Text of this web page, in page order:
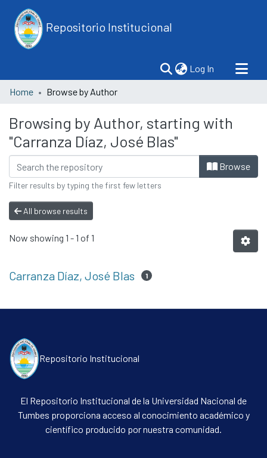
Repositorio Institucional
Log In (current)
Home Browse by Author
Browsing by Author, starting with
"Carranza Díaz, José Blas"
Browse
Filter results by typing the first few letters
All browse results
Now showing 1 - 1 of 1
Carranza Díaz, José Blas 1
Repositorio Institucional
El Repositorio Institucional de la Universidad Nacional de
Tumbes proporciona acceso al conocimiento académico y
científico producido por nuestra comunidad.